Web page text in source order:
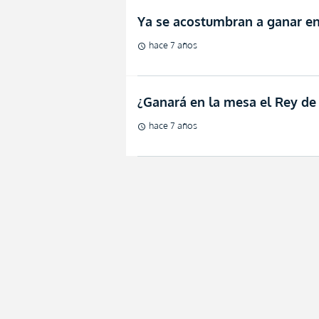
Ya se acostumbran a ganar
schedule hace 7 años
¿Ganará en la mesa el Rey
schedule hace 7 años